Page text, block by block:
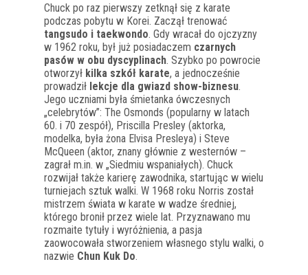
Chuck po raz pierwszy zetknął się z karate
podczas pobytu w Korei. Zaczął trenować
tangsudo i taekwondo. Gdy wracał do ojczyzny
w 1962 roku, był już posiadaczem czarnych
pasów w obu dyscyplinach. Szybko po powrocie
otworzył kilka szkół karate, a jednocześnie
prowadził lekcje dla gwiazd show-biznesu.
Jego uczniami była śmietanka ówczesnych
„celebrytów”: The Osmonds (popularny w latach
60. i 70 zespół), Priscilla Presley (aktorka,
modelka, była żona Elvisa Presleya) i Steve
McQueen (aktor, znany głównie z westernów –
zagrał m.in. w „Siedmiu wspaniałych). Chuck
rozwijał także karierę zawodnika, startując w wielu
turniejach sztuk walki. W 1968 roku Norris został
mistrzem świata w karate w wadze średniej,
którego bronił przez wiele lat. Przyznawano mu
rozmaite tytuły i wyróżnienia, a pasja
zaowocowała stworzeniem własnego stylu walki, o
nazwie Chun Kuk Do.